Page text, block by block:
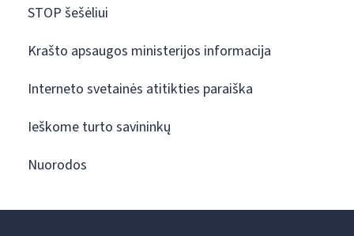
STOP šešėliui
Krašto apsaugos ministerijos informacija
Interneto svetainės atitikties paraiška
Ieškome turto savininkų
Nuorodos